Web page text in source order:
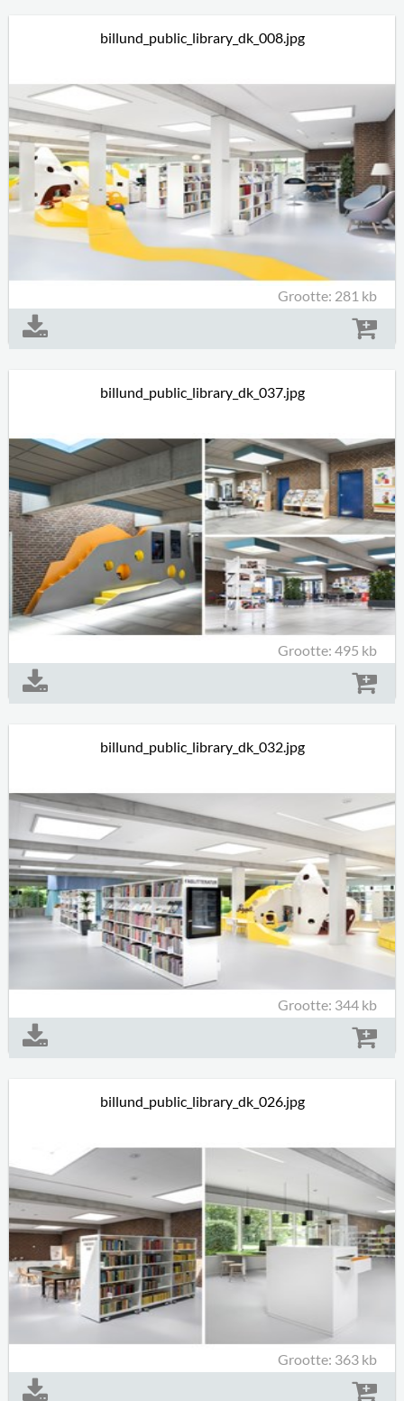
billund_public_library_dk_008.jpg
Grootte: 281 kb
billund_public_library_dk_037.jpg
Grootte: 495 kb
billund_public_library_dk_032.jpg
Grootte: 344 kb
billund_public_library_dk_026.jpg
Grootte: 363 kb